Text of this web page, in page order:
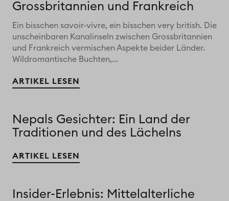
Grossbritannien und Frankreich
Ein bisschen savoir-vivre, ein bisschen very british. Die
unscheinbaren Kanalinseln zwischen Grossbritannien
und Frankreich vermischen Aspekte beider Länder.
Wildromantische Buchten,...
ARTIKEL LESEN
Nepals Gesichter: Ein Land der
Traditionen und des Lächelns
ARTIKEL LESEN
Insider-Erlebnis: Mittelalterliche